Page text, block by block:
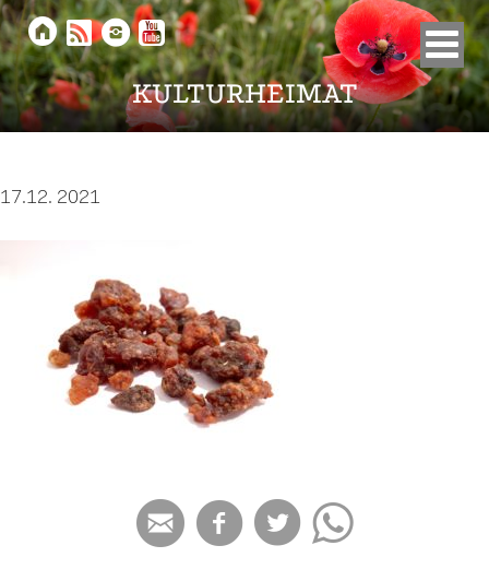
KULTURHEIMAT
    
17.12. 2021
   